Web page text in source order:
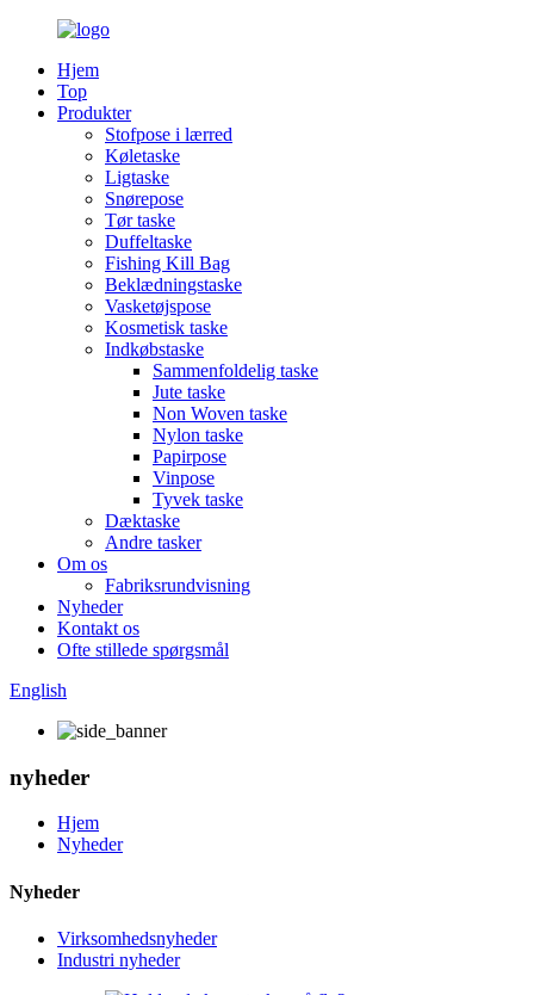
Hjem
Top
Produkter
Stofpose i lærred
Køletaske
Ligtaske
Snørepose
Tør taske
Duffeltaske
Fishing Kill Bag
Beklædningstaske
Vasketøjspose
Kosmetisk taske
Indkøbstaske
Sammenfoldelig taske
Jute taske
Non Woven taske
Nylon taske
Papirpose
Vinpose
Tyvek taske
Dæktaske
Andre tasker
Om os
Fabriksrundvisning
Nyheder
Kontakt os
Ofte stillede spørgsmål
English
nyheder
Hjem
Nyheder
Nyheder
Virksomhedsnyheder
Industri nyheder